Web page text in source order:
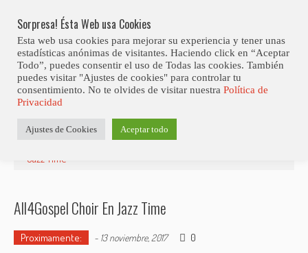
content
Club Contest.
Proximamente: >
Jazz Time
All4Gospel Choir En Jazz Time
Proximamente: - 13 noviembre, 2017 0
Sorpresa! Ésta Web usa Cookies
Esta web usa cookies para mejorar su experiencia y tener unas
estadísticas anónimas de visitantes. Haciendo click en “Aceptar
Todo”, puedes consentir el uso de Todas las cookies. También
puedes visitar "Ajustes de cookies" para controlar tu
consentimiento. No te olvides de visitar nuestra Política de
Privacidad
Ajustes de Cookies Aceptar todo